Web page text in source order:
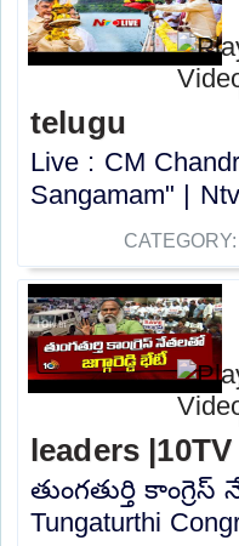
telugu
Live : CM
Sangamam" |
CATEGORY:
leaders |10TV
తుంగతుర్తి
Tungaturthi